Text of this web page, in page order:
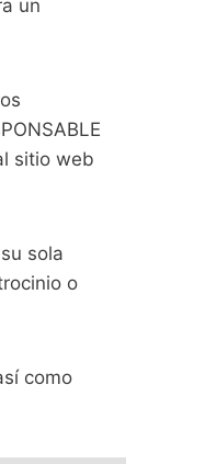
un
sitio web
sola
o
como